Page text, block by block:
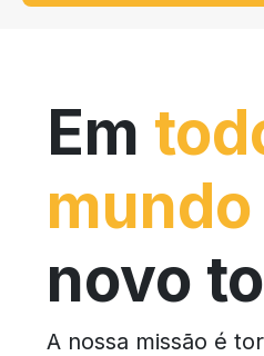
Em
mundo
novo
A nossa missão é